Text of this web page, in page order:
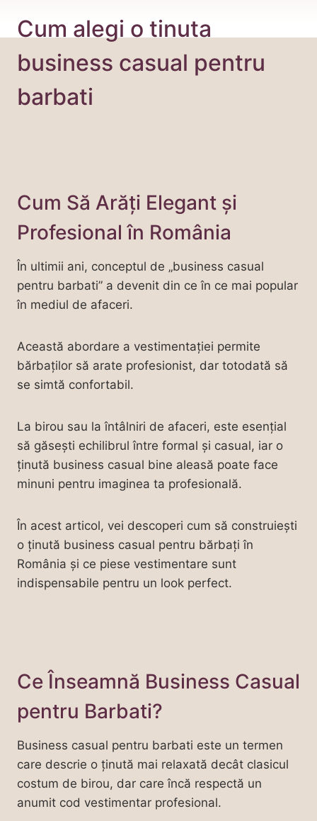
Cum alegi o tinuta
business casual pentru
barbati
Cum Să Arăți Elegant și
Profesional în România
În ultimii ani, conceptul de „business casual
pentru barbati” a devenit din ce în ce mai popular
în mediul de afaceri.
Această abordare a vestimentației permite
bărbaților să arate profesionist, dar totodată să
se simtă confortabil.
La birou sau la întâlniri de afaceri, este esențial
să găsești echilibrul între formal și casual, iar o
ținută business casual bine aleasă poate face
minuni pentru imaginea ta profesională.
În acest articol, vei descoperi cum să construiești
o ținută business casual pentru bărbați în
România și ce piese vestimentare sunt
indispensabile pentru un look perfect.
Ce Înseamnă Business Casual
pentru Barbati?
Business casual pentru barbati este un termen
care descrie o ținută mai relaxată decât clasicul
costum de birou, dar care încă respectă un
anumit cod vestimentar profesional.